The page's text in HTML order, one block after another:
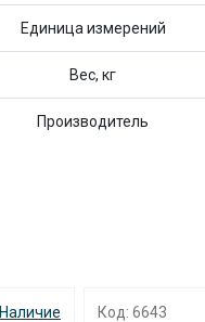
Единица измерений
Вес, кг
Производитель
Наличие Код: 6643